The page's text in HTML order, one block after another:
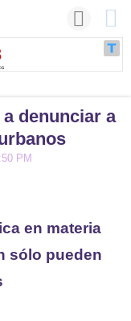
denunciar a
PM
en materia
sólo pueden